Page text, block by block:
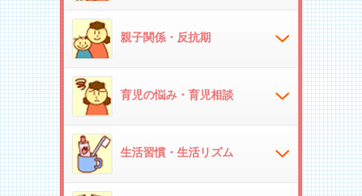
親子関係・反抗期
育児の悩み・育児相談
生活習慣・生活リズム